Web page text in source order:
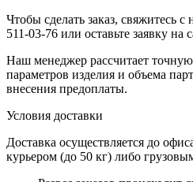
Чтобы сделать заказ, свяжитесь
511-03-76 или оставьте заявку на
Наш менеджер рассчитает
параметров изделия и объема
внесения предоплаты.
Условия доставки
Доставка осуществляется до
курьером (до 50 кг) либо